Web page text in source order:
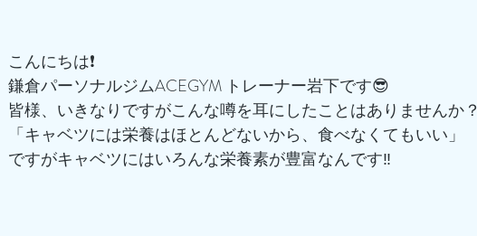
こんにちは❗️
鎌倉パーソナルジムACEGYM トレーナー岩下です😎
皆様、いきなりですがこんな噂を耳にしたことはありませんか？
「キャベツには栄養はほとんどないから、食べなくてもいい」
ですがキャベツにはいろんな栄養素が豊富なんです‼️